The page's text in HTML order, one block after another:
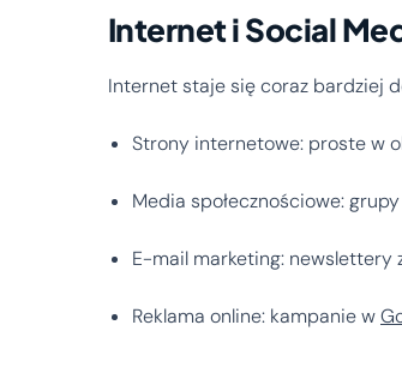
Internet i Social
Internet staje się coraz bardziej
Strony internetowe: proste w
Media społecznościowe:
E-mail marketing:
Reklama online: kampanie w